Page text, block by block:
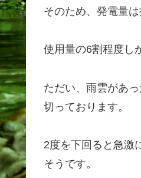
そのため、発電量
使用量の6割程度し
ただい、雨雲があ
切っております。
2度を下回ると急激
そうです。